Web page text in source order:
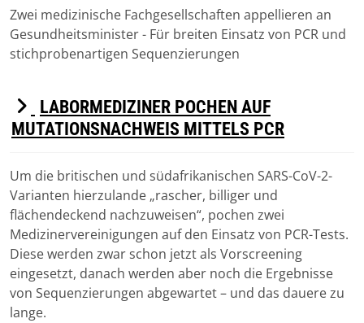
A
U
L
Download
Zwei medizinische Fachgesellschaften appellieren an
Gesundheitsminister - Für breiten Einsatz von PCR und
stichprobenartigen Sequenzierungen
D
E
A
U
L
T
LABORMEDIZINER POCHEN AUF
MUTATIONSNACHWEIS MITTELS PCR
Download
Um die britischen und südafrikanischen SARS-CoV-2-
Varianten hierzulande „rascher, billiger und
flächendeckend nachzuweisen“, pochen zwei
Medizinervereinigungen auf den Einsatz von PCR-Tests.
Diese werden zwar schon jetzt als Vorscreening
eingesetzt, danach werden aber noch die Ergebnisse
von Sequenzierungen abgewartet – und das dauere zu
lange.